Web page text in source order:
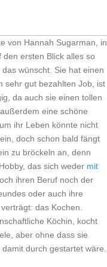
von Hannah Sugarman, in
ersten Blick alles so
wünscht. Sie hat einen
sehr gut bezahlten Job, ist
da auch sie einen tollen
eine schöne
ihr Leben könnte nicht
doch schon bald fängt
zu bröckeln an, denn
das sich weder mit
ihren Beruf noch der
oder auch ihre
das Kochen.
Köchin, kocht
aber ohne dass sie
durch gestartet wäre.